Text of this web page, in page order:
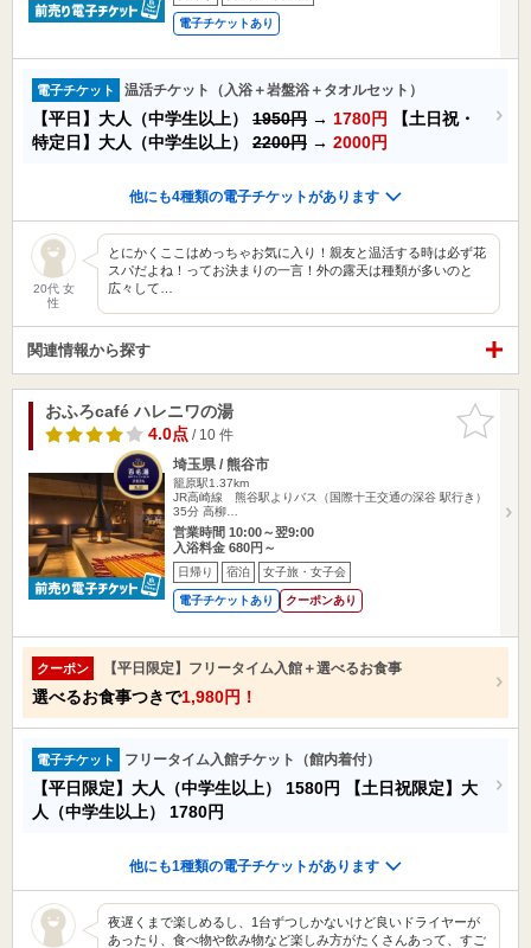
電子チケットあり
電子チケット 温活チケット（入浴＋岩盤浴＋タオルセット）
【平日】大人（中学生以上） 1950円 → 1780円
【土日祝・
特定日】大人（中学生以上） 2200円 → 2000円
他にも4種類の電子チケットがあります
20代 女
性
とにかくここはめっちゃお気に入り！親友と温活する時は必ず花
スパだよね！ってお決まりの一言！外の露天は種類が多いのと
広々して…
関連情報から探す
お気に入
りに追加
おふろcafé ハレニワの湯
4.0点/ 10 件
埼玉県 / 熊谷市
籠原駅1.37km
JR高崎線 熊谷駅よりバス（国際十王交通の深谷 駅行き）
35分 高柳…
営業時間 10:00～翌9:00
入浴料金 680円～
日帰り 宿泊 女子旅・女子会
電子チケットあり クーポンあり
クーポン 【平日限定】フリータイム入館＋選べるお食事
選べるお食事つきで1,980円！
電子チケット フリータイム入館チケット（館内着付）
【平日限定】大人（中学生以上） 1580円
【土日祝限定】大
人（中学生以上） 1780円
他にも1種類の電子チケットがあります
夜遅くまで楽しめるし、1台ずつしかないけど良いドライヤーが
あったり、食べ物や飲み物など楽しみ方がたくさんあって、すご